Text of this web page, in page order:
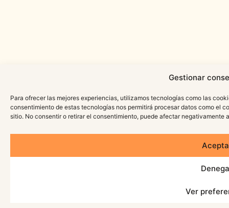
Gestionar
Para ofrecer las mejores experiencias, utilizamos tecnologías como las
consentimiento de estas tecnologías nos permitirá procesar datos como el
sitio. No consentir o retirar el consentimiento, puede afectar negativamente
Ver